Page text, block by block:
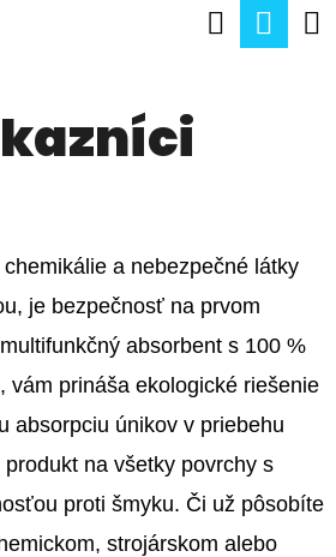
Hľadať
a nebezpečné látky
je bezpečnosť na prvom
absorbent s 100 %
vám prináša ekologické riešenie
absorpciu únikov v priebehu
na všetky povrchy s
proti šmyku. Či už pôsobíte
strojárskom alebo